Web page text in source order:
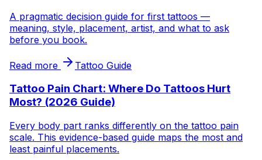
A pragmatic decision guide for first tattoos —
meaning, style, placement, artist, and what to ask
before you book.
Read more Tattoo Guide
Tattoo Pain Chart: Where Do Tattoos Hurt
Most? (2026 Guide)
Every body part ranks differently on the tattoo pain
scale. This evidence-based guide maps the most and
least painful placements.